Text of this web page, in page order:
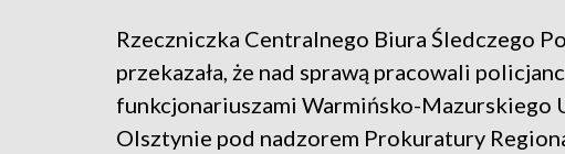
Rzeczniczka Centralnego Biura Śledczego
przekazała, że nad sprawą pracowali
funkcjonariuszami Warmińsko-Mazurskiego
Olsztynie pod nadzorem Prokuratury